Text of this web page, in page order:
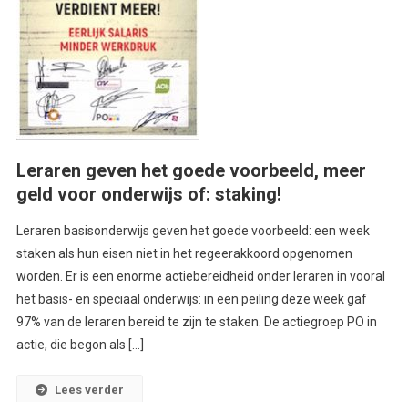
Leraren geven het goede voorbeeld, meer
geld voor onderwijs of: staking!
Leraren basisonderwijs geven het goede voorbeeld: een week
staken als hun eisen niet in het regeerakkoord opgenomen
worden. Er is een enorme actiebereidheid onder leraren in vooral
het basis- en speciaal onderwijs: in een peiling deze week gaf
97% van de leraren bereid te zijn te staken. De actiegroep PO in
actie, die begon als […]
Lees verder